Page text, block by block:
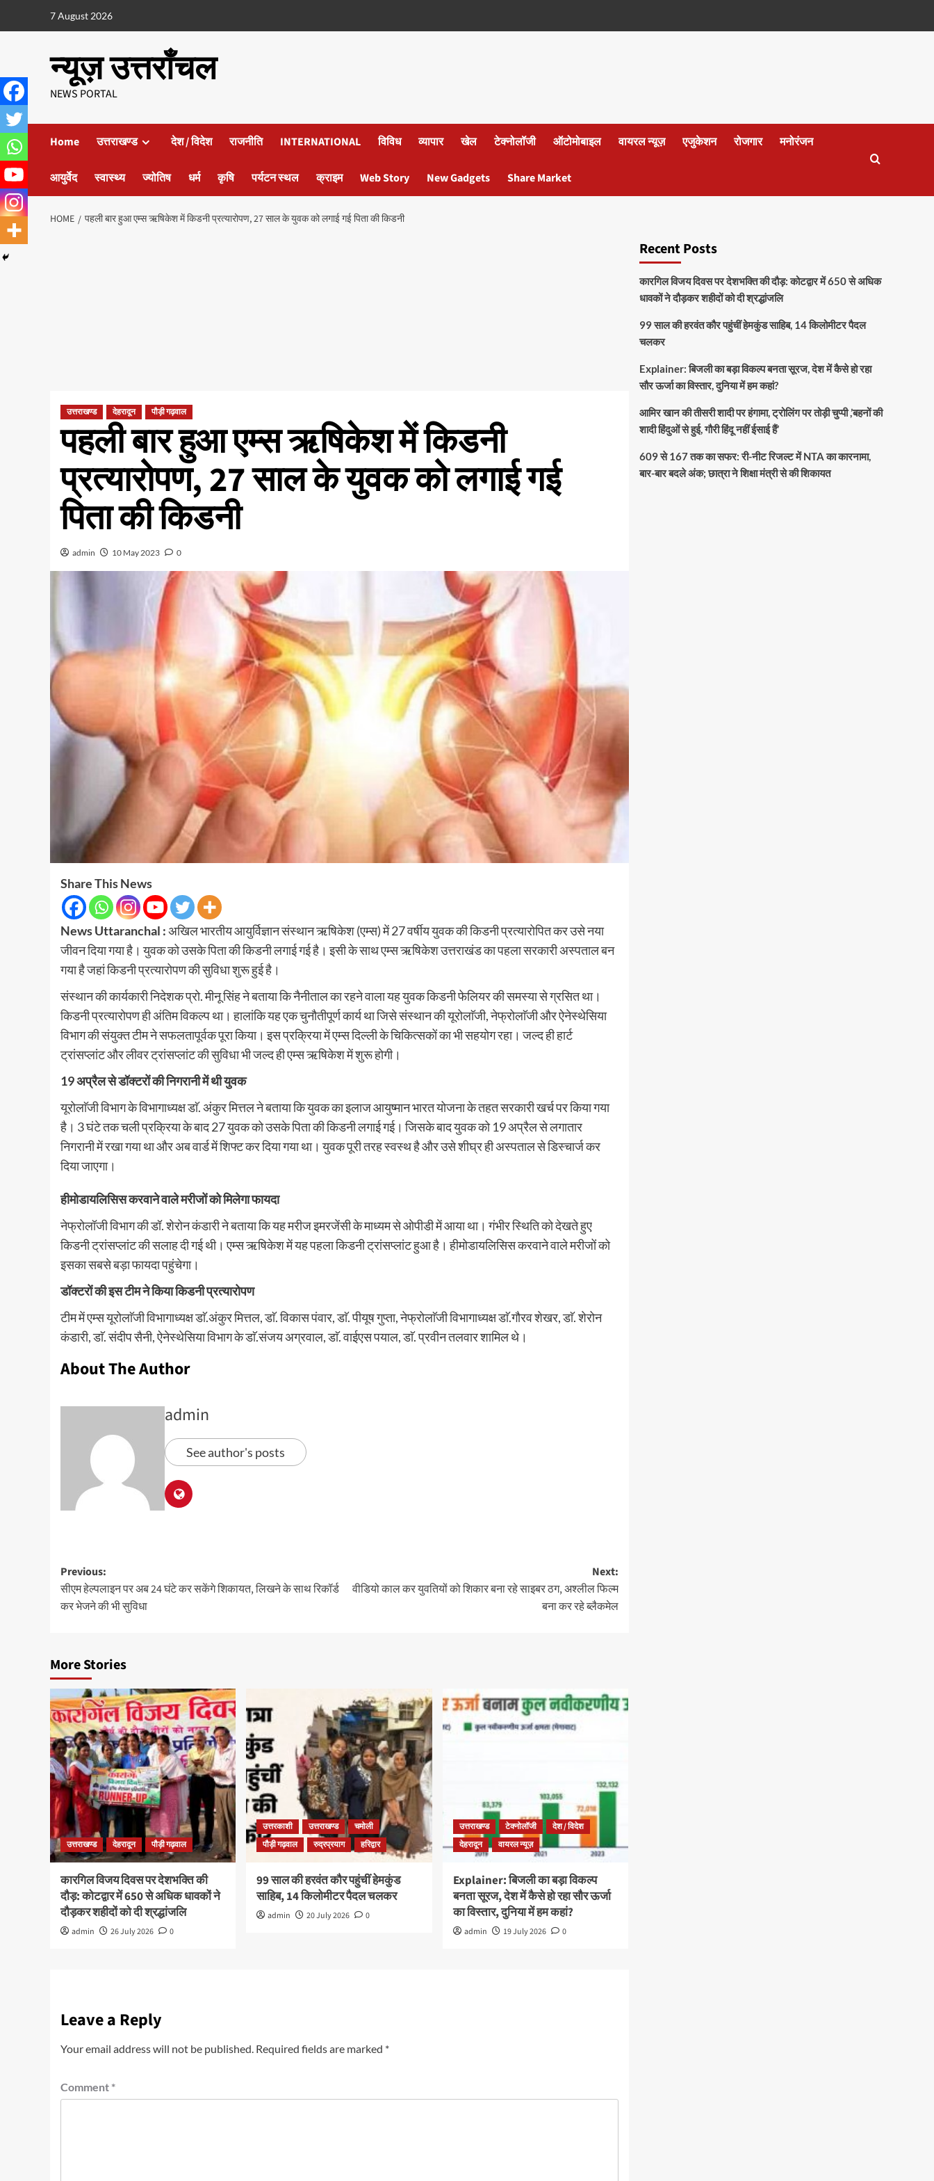
7 August 2026
न्यूज़ उत्तराँचल
NEWS PORTAL
Home उत्तराखण्ड देश / विदेश राजनीति INTERNATIONAL विविध व्यापार खेल टेक्नोलॉजी ऑटोमोबाइल वायरल न्यूज़ एजुकेशन रोजगार मनोरंजन
आयुर्वेद स्वास्थ्य ज्योतिष धर्म कृषि पर्यटन स्थल क्राइम Web Story New Gadgets Share Market
HOME पहली बार हुआ एम्स ऋषिकेश में किडनी प्रत्यारोपण, 27 साल के युवक को लगाई गई पिता की किडनी
उत्तराखण्ड देहरादून पौड़ी गढ़वाल
पहली बार हुआ एम्स ऋषिकेश में किडनी
प्रत्यारोपण, 27 साल के युवक को लगाई गई
पिता की किडनी
admin 10 May 2023 0
Share This News
News Uttaranchal :अखिल भारतीय आयुर्विज्ञान संस्थान ऋषिकेश (एम्स) में 27 वर्षीय युवक की किडनी प्रत्यारोपित कर उसे नया
जीवन दिया गया है। युवक को उसके पिता की किडनी लगाई गई है। इसी के साथ एम्स ऋषिकेश उत्तराखंड का पहला सरकारी अस्पताल बन
गया है जहां किडनी प्रत्यारोपण की सुविधा शुरू हुई है।
संस्थान की कार्यकारी निदेशक प्रो. मीनू सिंह ने बताया कि नैनीताल का रहने वाला यह युवक किडनी फेलियर की समस्या से ग्रसित था।
किडनी प्रत्यारोपण ही अंतिम विकल्प था। हालांकि यह एक चुनौतीपूर्ण कार्य था जिसे संस्थान की यूरोलाॅजी, नेफ्रोलाॅजी और ऐनेस्थेसिया
विभाग की संयुक्त टीम ने सफलतापूर्वक पूरा किया। इस प्रक्रिया में एम्स दिल्ली के चिकित्सकों का भी सहयोग रहा। जल्द ही हार्ट
ट्रांसप्लांट और लीवर ट्रांसप्लांट की सुविधा भी जल्द ही एम्स ऋषिकेश में शुरू होगी।
19 अप्रैल से डॉक्टरों की निगरानी में थी युवक
यूरोलाॅजी विभाग के विभागाध्यक्ष डाॅ. अंकुर मित्तल ने बताया कि युवक का इलाज आयुष्मान भारत योजना के तहत सरकारी खर्च पर किया गया
है। 3 घंटे तक चली प्रक्रिया के बाद 27 युवक को उसके पिता की किडनी लगाई गई। जिसके बाद युवक को 19 अप्रैल से लगातार
निगरानी में रखा गया था और अब वार्ड में शिफ्ट कर दिया गया था। युवक पूरी तरह स्वस्थ है और उसे शीघ्र ही अस्पताल से डिस्चार्ज कर
दिया जाएगा।
हीमोडायलिसिस करवाने वाले मरीजों को मिलेगा फायदा
नेफ्रोलॉजी विभाग की डॉ. शेरोन कंडारी ने बताया कि यह मरीज इमरजेंसी के माध्यम से ओपीडी में आया था। गंभीर स्थिति को देखते हुए
किडनी ट्रांसप्लांट की सलाह दी गई थी। एम्स ऋषिकेश में यह पहला किडनी ट्रांसप्लांट हुआ है। हीमोडायलिसिस करवाने वाले मरीजों को
इसका सबसे बड़ा फायदा पहुंचेगा।
डॉक्टरों की इस टीम ने किया किडनी प्रत्यारोपण
टीम में एम्स यूरोलाॅजी विभागाध्यक्ष डाॅ.अंकुर मित्तल, डाॅ. विकास पंवार, डाॅ. पीयूष गुप्ता, नेफ्रोलाॅजी विभागाध्यक्ष डाॅ.गौरव शेखर, डाॅ. शेरोन
कंडारी, डाॅ. संदीप सैनी, ऐनेस्थेसिया विभाग के डाॅ.संजय अग्रवाल, डाॅ. वाईएस पयाल, डाॅ. प्रवीन तलवार शामिल थे।
About The Author
admin
See author's posts
Previous:
सीएम हेल्पलाइन पर अब 24 घंटे कर सकेंगे शिकायत, लिखने के साथ रिकॉर्ड
कर भेजने की भी सुविधा
Next:
वीडियो काल कर युवतियों को शिकार बना रहे साइबर ठग, अश्लील फिल्म
बना कर रहे ब्लैकमेल
More Stories
उत्तराखण्ड देहरादून पौड़ी गढ़वाल
कारगिल विजय दिवस पर देशभक्ति की
दौड़: कोटद्वार में 650 से अधिक धावकों ने
दौड़कर शहीदों को दी श्रद्धांजलि
admin 26 July 2026 0
उत्तरकाशी उत्तराखण्ड
चमोली
पौड़ी गढ़वाल
रुद्रप्रयाग हरिद्वार
99 साल की हरवंत कौर पहुंचीं हेमकुंड
साहिब, 14 किलोमीटर पैदल चलकर
admin 20 July 2026 0
उत्तराखण्ड टेक्नोलॉजी
देश / विदेश
देहरादून
वायरल न्यूज़
Explainer: बिजली का बड़ा विकल्प
बनता सूरज, देश में कैसे हो रहा सौर ऊर्जा
का विस्तार, दुनिया में हम कहां?
admin 19 July 2026 0
Leave a Reply
Your email address will not be published. Required fields are marked *
Comment *
Recent Posts
कारगिल विजय दिवस पर देशभक्ति की दौड़: कोटद्वार में 650 से अधिक
धावकों ने दौड़कर शहीदों को दी श्रद्धांजलि
99 साल की हरवंत कौर पहुंचीं हेमकुंड साहिब, 14 किलोमीटर पैदल
चलकर
Explainer: बिजली का बड़ा विकल्प बनता सूरज, देश में कैसे हो रहा
सौर ऊर्जा का विस्तार, दुनिया में हम कहां?
आमिर खान की तीसरी शादी पर हंगामा, ट्रोलिंग पर तोड़ी चुप्पी ,’बहनों की
शादी हिंदुओं से हुई, गौरी हिंदू नहीं ईसाई हैं’
609 से 167 तक का सफर: री-नीट रिजल्ट में NTA का कारनामा,
बार-बार बदले अंक; छात्रा ने शिक्षा मंत्री से की शिकायत